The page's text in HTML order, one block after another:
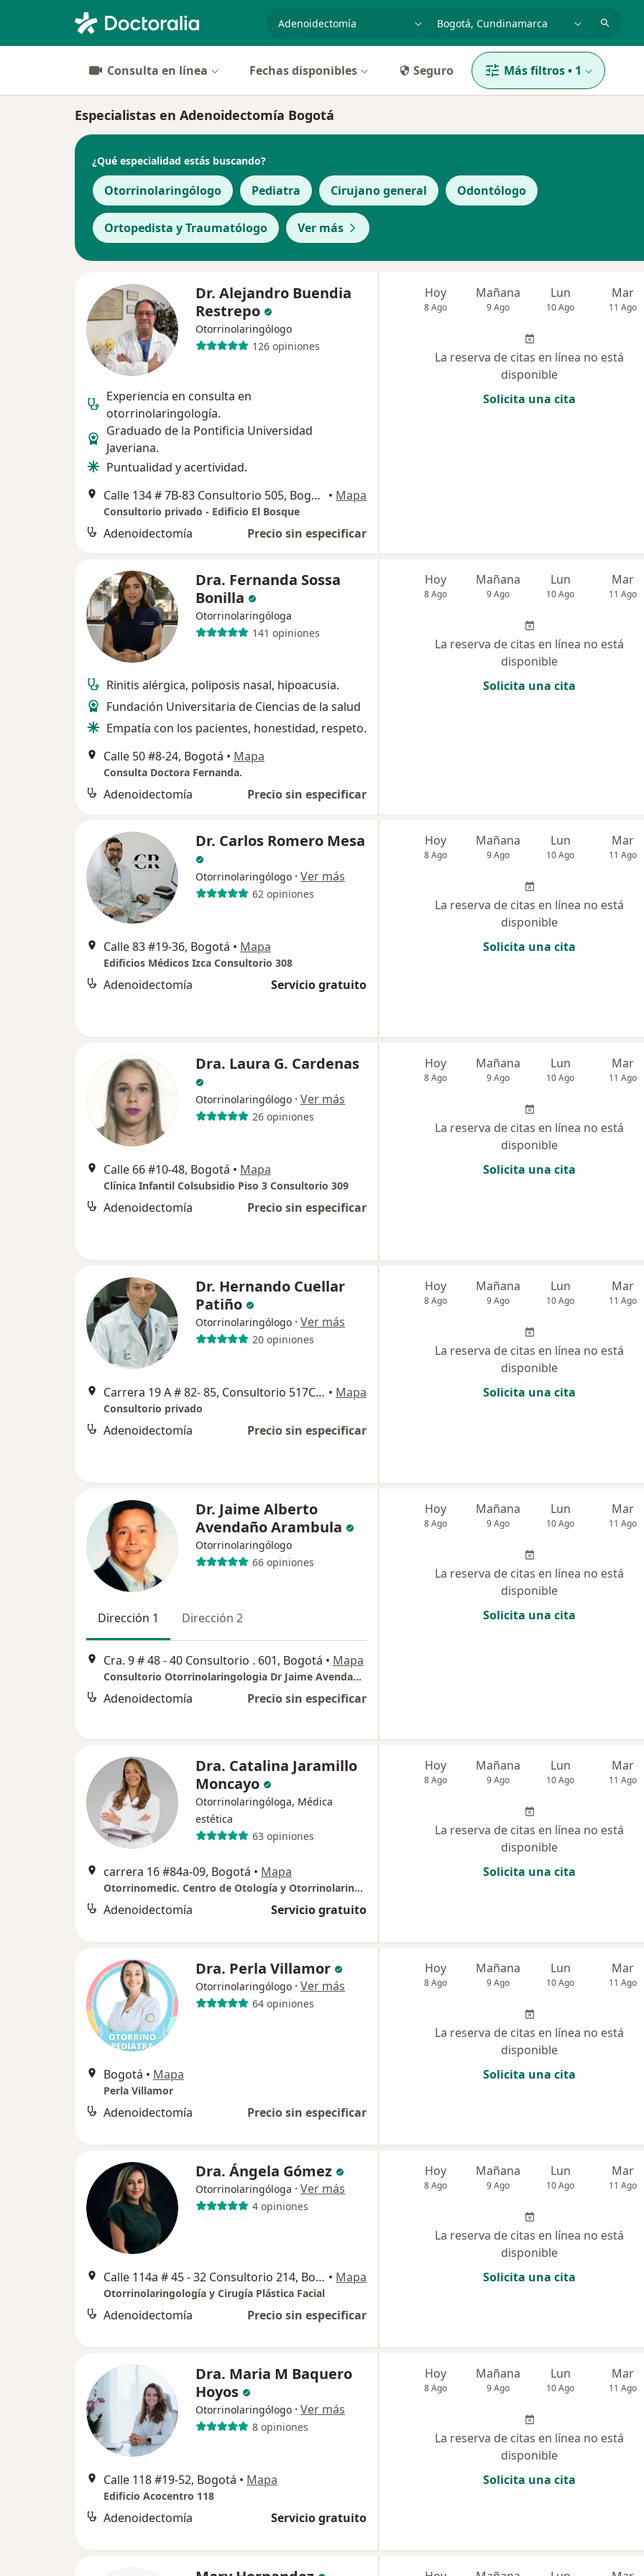
especialidad, enfermedad o nombre
p. ej. Bogotá
Consulta en línea Fechas disponibles Seguro Más filtros• 1
Especialistas en Adenoidectomía Bogotá
¿Qué especialidad estás buscando?
Otorrinolaringólogo Pediatra Cirujano general Odontólogo
Ortopedista y Traumatólogo Ver más
Dr. Alejandro Buendia
Restrepo
Otorrinolaringólogo
126 opiniones
Experiencia en consulta en
otorrinolaringología.
Graduado de la Pontificia Universidad
Javeriana.
Puntualidad y acertividad.
Calle 134 # 7B-83 Consultorio 505, Bogotá • Mapa
Consultorio privado - Edificio El Bosque
Adenoidectomía Precio sin especificar
Hoy
8 Ago
Mañana
9 Ago
Lun
10 Ago
Mar
11 Ago
La reserva de citas en línea no está
disponible
Solicita una cita
Dra. Fernanda Sossa
Bonilla
Otorrinolaringóloga
141 opiniones
Rinitis alérgica, poliposis nasal, hipoacusia.
Fundación Universitaria de Ciencias de la salud
Empatía con los pacientes, honestidad, respeto.
Calle 50 #8-24, Bogotá • Mapa
Consulta Doctora Fernanda.
Adenoidectomía Precio sin especificar
Hoy
8 Ago
Mañana
9 Ago
Lun
10 Ago
Mar
11 Ago
La reserva de citas en línea no está
disponible
Solicita una cita
Dr. Carlos Romero Mesa
Otorrinolaringólogo · Ver más
62 opiniones
Calle 83 #19-36, Bogotá • Mapa
Edificios Médicos Izca Consultorio 308
Adenoidectomía Servicio gratuito
Hoy
8 Ago
Mañana
9 Ago
Lun
10 Ago
Mar
11 Ago
La reserva de citas en línea no está
disponible
Solicita una cita
Dra. Laura G. Cardenas
Otorrinolaringólogo · Ver más
26 opiniones
Calle 66 #10-48, Bogotá • Mapa
Clínica Infantil Colsubsidio Piso 3 Consultorio 309
Adenoidectomía Precio sin especificar
Hoy
8 Ago
Mañana
9 Ago
Lun
10 Ago
Mar
11 Ago
La reserva de citas en línea no está
disponible
Solicita una cita
Dr. Hernando Cuellar
Patiño
Otorrinolaringólogo · Ver más
20 opiniones
Carrera 19 A # 82- 85, Consultorio 517COUNTRY MEDICAL CENTER, Bogotá • Mapa
Consultorio privado
Adenoidectomía Precio sin especificar
Hoy
8 Ago
Mañana
9 Ago
Lun
10 Ago
Mar
11 Ago
La reserva de citas en línea no está
disponible
Solicita una cita
Dr. Jaime Alberto
Avendaño Arambula
Otorrinolaringólogo
66 opiniones
Dirección 1 Dirección 2
Cra. 9 # 48 ‐ 40 Consultorio . 601, Bogotá • Mapa
Consultorio Otorrinolaringologia Dr Jaime Avendaño - Marly
Adenoidectomía Precio sin especificar
Hoy
8 Ago
Mañana
9 Ago
Lun
10 Ago
Mar
11 Ago
La reserva de citas en línea no está
disponible
Solicita una cita
Dra. Catalina Jaramillo
Moncayo
Otorrinolaringóloga, Médica
estética
63 opiniones
carrera 16 #84a-09, Bogotá • Mapa
Otorrinomedic. Centro de Otología y Otorrinolaringología. Centro Médico Almirante Colón. Consultorio 719.
Adenoidectomía Servicio gratuito
Hoy
8 Ago
Mañana
9 Ago
Lun
10 Ago
Mar
11 Ago
La reserva de citas en línea no está
disponible
Solicita una cita
Dra. Perla Villamor
Otorrinolaringólogo · Ver más
64 opiniones
Bogotá • Mapa
Perla Villamor
Adenoidectomía Precio sin especificar
Hoy
8 Ago
Mañana
9 Ago
Lun
10 Ago
Mar
11 Ago
La reserva de citas en línea no está
disponible
Solicita una cita
Dra. Ángela Gómez
Otorrinolaringóloga · Ver más
4 opiniones
Calle 114a # 45 - 32 Consultorio 214, Bogotá • Mapa
Otorrinolaringología y Cirugía Plástica Facial
Adenoidectomía Precio sin especificar
Hoy
8 Ago
Mañana
9 Ago
Lun
10 Ago
Mar
11 Ago
La reserva de citas en línea no está
disponible
Solicita una cita
Dra. Maria M Baquero
Hoyos
Otorrinolaringólogo · Ver más
8 opiniones
Calle 118 #19-52, Bogotá • Mapa
Edificio Acocentro 118
Adenoidectomía Servicio gratuito
Hoy
8 Ago
Mañana
9 Ago
Lun
10 Ago
Mar
11 Ago
La reserva de citas en línea no está
disponible
Solicita una cita